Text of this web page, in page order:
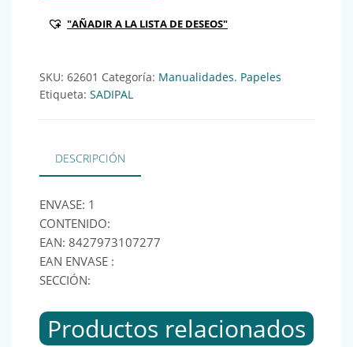
"AÑADIR A LA LISTA DE DESEOS"
SKU: 62601 Categoría: Manualidades. Papeles
Etiqueta: SADIPAL
DESCRIPCIÓN
ENVASE: 1
CONTENIDO:
EAN: 8427973107277
EAN ENVASE :
SECCIÓN:
Productos relacionados